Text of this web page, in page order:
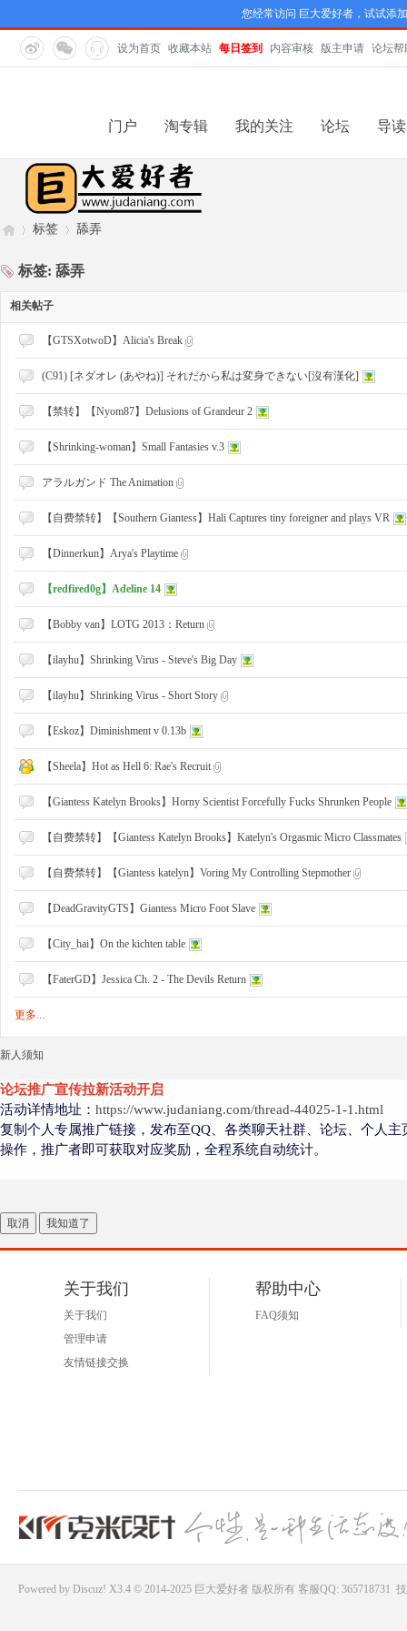
您经常访问 巨大爱好者，试试添
设为首页 收藏本站 每日签到 内容审核 版主申请 论坛帮
门户 淘专辑 我的关注 论坛 导读
巨
者
›
标签 舔弄
标签: 舔弄
相关帖子
【GTSXotwoD】Alicia's Break
(C91) [ネダオレ (あやね)] それだから私は変身できない[沒有漢化]
【禁转】【Nyom87】Delusions of Grandeur 2
【Shrinking-woman】Small Fantasies v.3
アラルガンド The Animation
【自费禁转】【Southern Giantess】Hali Captures tiny foreigner and plays VR
【Dinnerkun】Arya's Playtime
【redfired0g】Adeline 14
【Bobby van】LOTG 2013：Return
【ilayhu】Shrinking Virus - Steve's Big Day
【ilayhu】Shrinking Virus - Short Story
【Eskoz】Diminishment v 0.13b
【Sheela】Hot as Hell 6: Rae's Recruit
【Giantess Katelyn Brooks】Horny Scientist Forcefully Fucks Shrunken People
【自费禁转】【Giantess Katelyn Brooks】Katelyn's Orgasmic Micro Classmates
【自费禁转】【Giantess katelyn】Voring My Controlling Stepmother
【DeadGravityGTS】Giantess Micro Foot Slave
【City_hai】On the kichten table
【FaterGD】Jessica Ch. 2 - The Devils Return
更多...
新人须知
论坛推广宣传拉新活动开启
活动详情地址： https://www.judaniang.com/thread-44025-1-1.html
复制个人专属推广链接，发布至QQ、各类聊天社群、论坛、个人
操作，推广者即可获取对应奖励，全程系统自动统计。
取消 我知道了
关于我们
关于我们
管理申请
友情链接交换
帮助中心
FAQ须知
Powered by Discuz! X3.4 © 2014-2025 巨大爱好者版权所有 客服QQ: 365718731